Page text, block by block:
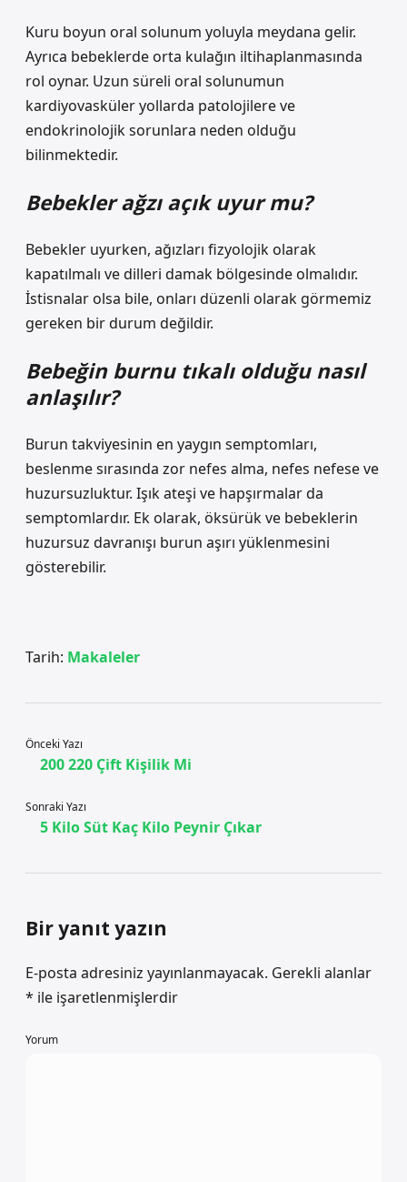
Kuru boyun oral solunum yoluyla meydana gelir.
Ayrıca bebeklerde orta kulağın iltihaplanmasında
rol oynar. Uzun süreli oral solunumun
kardiyovasküler yollarda patolojilere ve
endokrinolojik sorunlara neden olduğu
bilinmektedir.
Bebekler ağzı açık uyur mu?
Bebekler uyurken, ağızları fizyolojik olarak
kapatılmalı ve dilleri damak bölgesinde olmalıdır.
İstisnalar olsa bile, onları düzenli olarak görmemiz
gereken bir durum değildir.
Bebeğin burnu tıkalı olduğu nasıl
anlaşılır?
Burun takviyesinin en yaygın semptomları,
beslenme sırasında zor nefes alma, nefes nefese ve
huzursuzluktur. Işık ateşi ve hapşırmalar da
semptomlardır. Ek olarak, öksürük ve bebeklerin
huzursuz davranışı burun aşırı yüklenmesini
gösterebilir.
Tarih: Makaleler
Önceki Yazı
200 220 Çift Kişilik Mi
Sonraki Yazı
5 Kilo Süt Kaç Kilo Peynir Çıkar
Bir yanıt yazın
E-posta adresiniz yayınlanmayacak. Gerekli alanlar
* ile işaretlenmişlerdir
Yorum